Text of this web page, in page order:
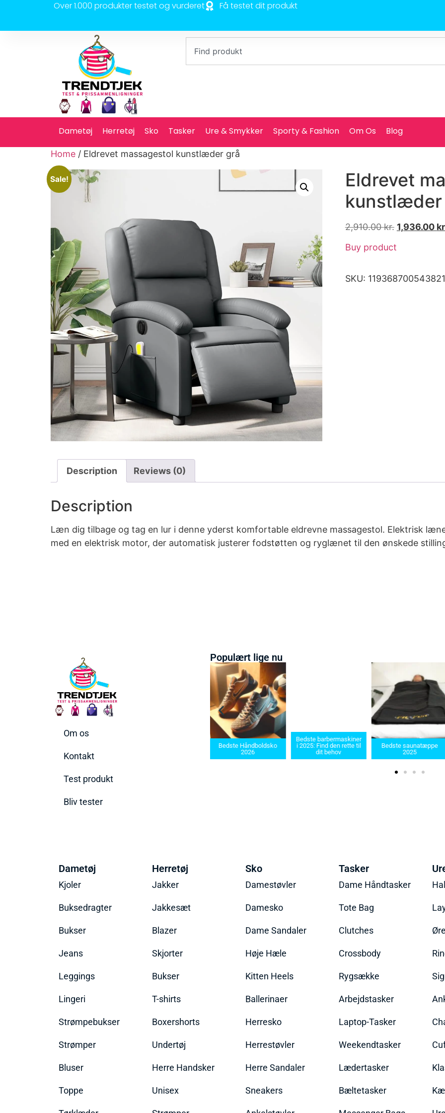
Over 1.000 produkter testet og vurderet Få testet dit produkt
Dametøj Herretøj Sko Tasker Ure & Smykker Sporty & Fashion Om Os Blog
Home / Eldrevet massagestol kunstlæder grå
Sale!
Eldrevet
kunstlæder
2,910.00kr. 1,936.00
Buy product
SKU:
Description Reviews (0)
Description
Læn dig tilbage og tag en lur i denne yderst komfortable eldrevne massagestol. Elektrisk
med en elektrisk motor, der automatisk justerer fodstøtten og ryglænet til den ønskede
Om os
Kontakt
Test produkt
Bliv tester
Populært lige nu
2025
Bedste Håndboldsko
2026
Bedste barbermaskiner
i 2025: Find den rette til
dit behov
Bedste saunatæppe
2025
Dametøj
Kjoler
Buksedragter
Bukser
Jeans
Leggings
Lingeri
Strømpebukser
Strømper
Bluser
Toppe
Herretøj
Jakker
Jakkesæt
Blazer
Skjorter
Bukser
T-shirts
Boxershorts
Undertøj
Herre Handsker
Unisex
Sko
Damestøvler
Damesko
Dame Sandaler
Høje Hæle
Kitten Heels
Ballerinaer
Herresko
Herrestøvler
Herre Sandaler
Sneakers
Tasker
Dame Håndtasker
Tote Bag
Clutches
Crossbody
Rygsække
Arbejdstasker
Laptop-Tasker
Weekendtasker
Lædertasker
Bæltetasker